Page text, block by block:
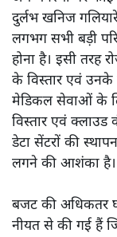
दुर्लभ खनिज
लगभग सभी बड़ी
होना है। इसी तरह
के विस्तार एवं उनके
मेडिकल सेवाओं के
विस्तार एवं क्लाउड
डेटा सेंटरों की
लगने की आशंका है।
बजट की अधिकतर
नीयत से की गई हैं